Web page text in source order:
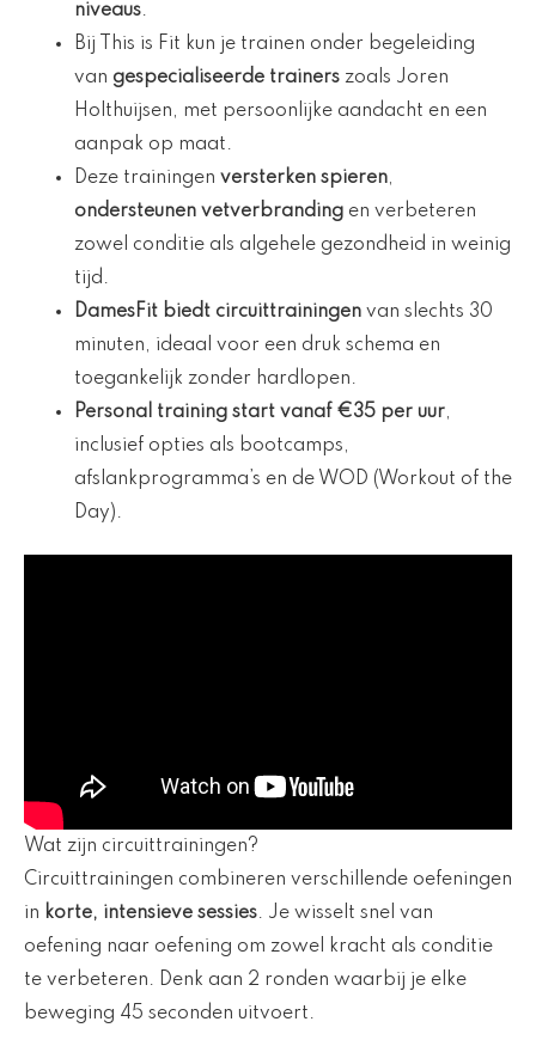
niveaus.
Bij This is Fit kun je trainen onder begeleiding
van gespecialiseerde trainers zoals Joren
Holthuijsen, met persoonlijke aandacht en een
aanpak op maat.
Deze trainingen versterken spieren,
ondersteunen vetverbranding en verbeteren
zowel conditie als algehele gezondheid in weinig
tijd.
DamesFit biedt circuittrainingen van slechts 30
minuten, ideaal voor een druk schema en
toegankelijk zonder hardlopen.
Personal training start vanaf €35 per uur,
inclusief opties als bootcamps,
afslankprogramma’s en de WOD (Workout of the
Day).
Wat zijn circuittrainingen?
Circuittrainingen combineren verschillende oefeningen
in korte, intensieve sessies. Je wisselt snel van
oefening naar oefening om zowel kracht als conditie
te verbeteren. Denk aan 2 ronden waarbij je elke
beweging 45 seconden uitvoert.